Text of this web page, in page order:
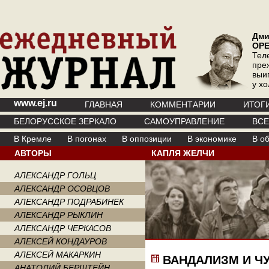
у
www.ej.ru ГЛАВНАЯ КОММЕНТАРИИ
БЕЛОРУССКОЕ ЗЕРКАЛО
САМОУПРАВЛЕНИЕ
В Кремле
В погонах В оппозиции В экономике
В
АВТОРЫ
АЛЕКСАНДР ГОЛЬЦ
АЛЕКСАНДР ОСОВЦОВ
АЛЕКСАНДР ПОДРАБИНЕК
АЛЕКСАНДР РЫКЛИН
АЛЕКСАНДР ЧЕРКАСОВ
АЛЕКСЕЙ КОНДАУРОВ
АЛЕКСЕЙ МАКАРКИН
КАПЛЯ ЖЕЛЧИ
ВАНДАЛИЗМ И